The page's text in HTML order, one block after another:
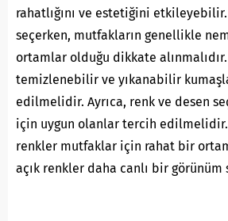
rahatlığını ve estetiğini etkileyebilir.
seçerken, mutfakların genellikle
ortamlar olduğu dikkate
temizlenebilir ve yıkanabilir
edilmelidir. Ayrıca, renk ve desen
için uygun olanlar tercih
renkler mutfaklar için rahat bir
açık renkler daha canlı bir görünüm